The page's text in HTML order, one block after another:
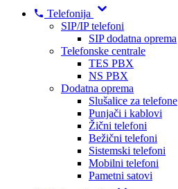
Telefonija
SIP/IP telefoni
SIP dodatna oprema
Telefonske centrale
TES PBX
NS PBX
Dodatna oprema
Slušalice za telefone
Punjači i kablovi
Žični telefoni
Bežični telefoni
Sistemski telefoni
Mobilni telefoni
Pametni satovi